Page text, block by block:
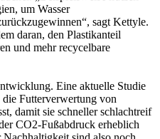
um Wasser
sagt Kettyle.
daran, den Plastikanteil
und mehr recycelbare
Eine aktuelle Studie
die Futterverwertung von
damit sie schneller schlachtreif
CO2-Fußabdruck erheblich